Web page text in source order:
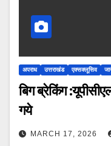
अपराध उत्तराखंड एक्सक्लूसिव
बिग ब्रेकिंग
गये
MARCH 17, 2026